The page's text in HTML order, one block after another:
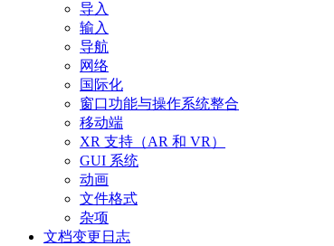
导入
输入
导航
网络
国际化
窗口功能与操作系统整合
移动端
XR 支持（AR 和 VR）
GUI 系统
动画
文件格式
杂项
文档变更日志